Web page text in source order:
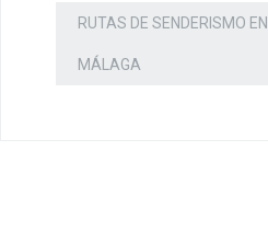
RUTAS DE SENDERISMO EN
MÁLAGA